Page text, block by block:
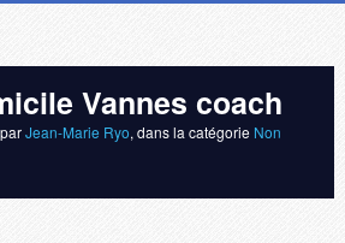
Vannes coach
parJean-Marie Ryo, dans la catégorie Non